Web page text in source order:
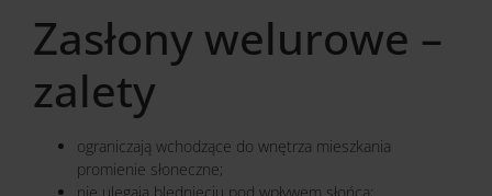
Zasłony welurowe –
zalety
ograniczają wchodzące do wnętrza mieszkania
promienie słoneczne;